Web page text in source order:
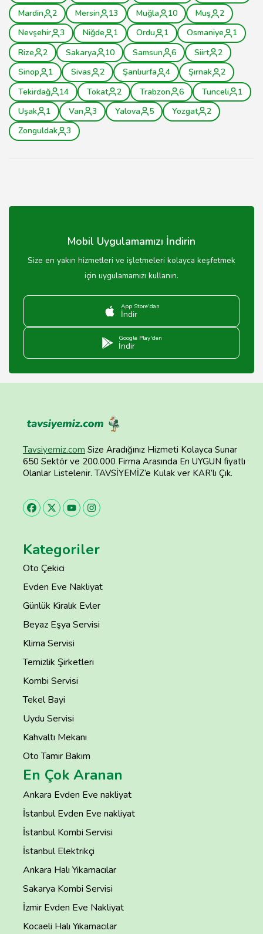
Mardin
2 Mersin 13 Muğla 10 Muş
2
Nevşehir
3 Niğde 1 Ordu 1 Osmaniye
1
Rize
2 Sakarya 10 Samsun 6 Siirt
2
Sinop
1 Sivas 2 Şanlıurfa 4 Şırnak
2
Tekirdağ
14 Tokat 2 Trabzon 6 Tunceli
1
Uşak
1 Van 3 Yalova 5 Yozgat
2
Zonguldak
3
Mobil Uygulamamızı İndirin
Size en yakın hizmetleri ve işletmeleri kolayca keşfetmek
için uygulamamızı kullanın.
App Store'dan
İndir
Google Play'den
İndir
Tavsiyemiz.com Size Aradığınız Hizmeti Kolayca Sunar
650 Sektör ve 200.000 Firma Arasında En UYGUN fiyatlı
Olanlar Listelenir. TAVSİYEMİZ’e Kulak ver KAR’lı Çık.
Kategoriler
Oto Çekici
Evden Eve Nakliyat
Günlük Kiralık Evler
Beyaz Eşya Servisi
Klima Servisi
Temizlik Şirketleri
Kombi Servisi
Tekel Bayi
Uydu Servisi
Kahvaltı Mekanı
Oto Tamir Bakım
En Çok Aranan
Ankara Evden Eve nakliyat
İstanbul Evden Eve nakliyat
İstanbul Kombi Servisi
İstanbul Elektrikçi
Ankara Halı Yıkamacılar
Sakarya Kombi Servisi
İzmir Evden Eve Nakliyat
Kocaeli Halı Yıkamacılar